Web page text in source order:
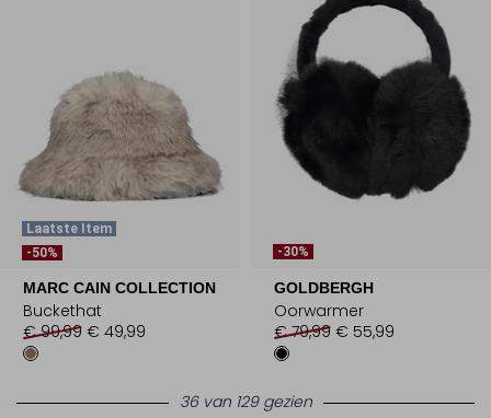
Laatste Item
-50%
MARC CAIN COLLECTION
Buckethat
€ 99,99 € 49,99
-30%
GOLDBERGH
Oorwarmer
€ 79,99 € 55,99
36 van 129 gezien